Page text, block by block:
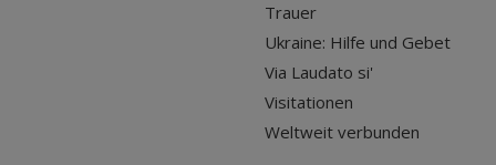
Trauer
Ukraine: Hilfe und Gebet
Via Laudato si'
Visitationen
Weltweit verbunden